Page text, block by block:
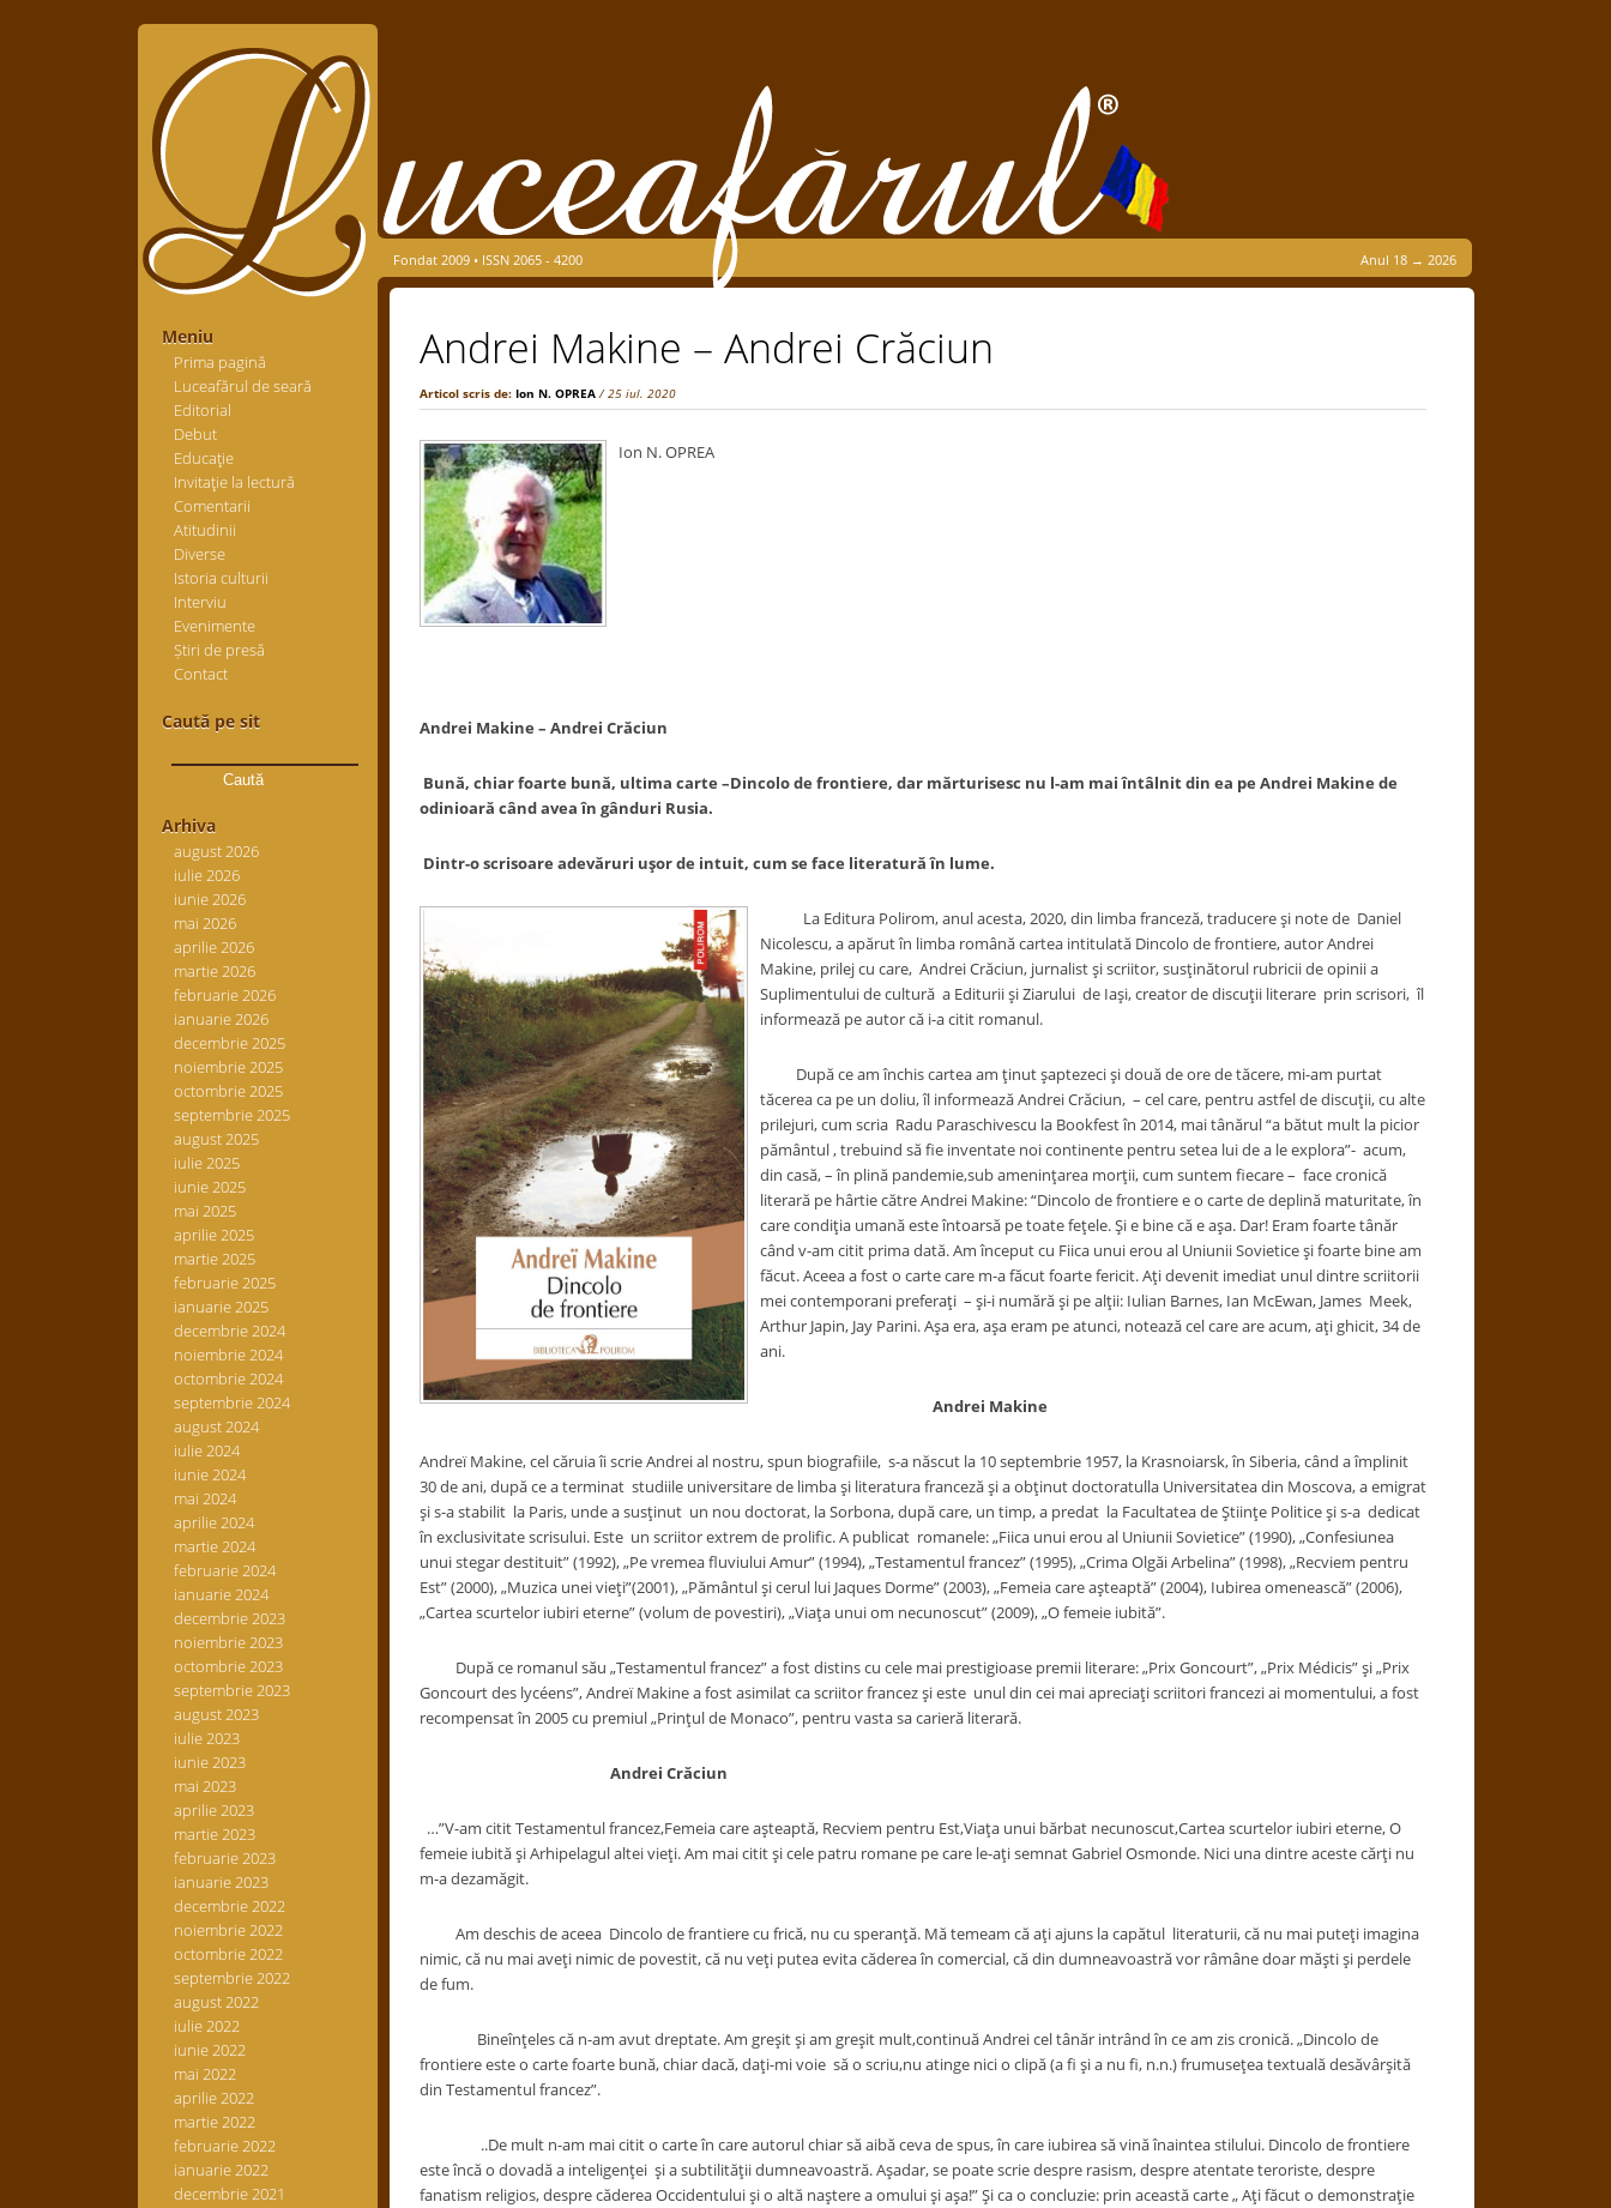
Meniu
Prima pagină
Luceafărul de seară
Editorial
Debut
Educaţie
Invitaţie la lectură
Comentarii
Atitudinii
Diverse
Istoria culturii
Interviu
Evenimente
Știri de presă
Contact
Caută pe sit
după:
Arhiva
august 2026
iulie 2026
iunie 2026
mai 2026
aprilie 2026
martie 2026
februarie 2026
ianuarie 2026
decembrie 2025
noiembrie 2025
octombrie 2025
septembrie 2025
august 2025
iulie 2025
iunie 2025
mai 2025
aprilie 2025
martie 2025
februarie 2025
ianuarie 2025
decembrie 2024
noiembrie 2024
octombrie 2024
septembrie 2024
august 2024
iulie 2024
iunie 2024
mai 2024
aprilie 2024
martie 2024
februarie 2024
ianuarie 2024
decembrie 2023
noiembrie 2023
octombrie 2023
septembrie 2023
august 2023
iulie 2023
iunie 2023
mai 2023
aprilie 2023
martie 2023
februarie 2023
ianuarie 2023
decembrie 2022
noiembrie 2022
octombrie 2022
septembrie 2022
august 2022
iulie 2022
iunie 2022
mai 2022
aprilie 2022
martie 2022
februarie 2022
ianuarie 2022
decembrie 2021
Fondat 2009 • ISSN 2065 - 4200 Anul 18 → 2026
Andrei Makine – Andrei Crăciun
Articol scris de: Ion N. OPREA / 25 iul. 2020
Ion N. OPREA
Andrei Makine – Andrei Crăciun
Bună, chiar foarte bună, ultima carte –Dincolo de frontiere, dar mărturisesc nu l-am mai întâlnit din ea pe Andrei Makine de
odinioară când avea în gânduri Rusia.
Dintr-o scrisoare adevăruri uşor de intuit, cum se face literatură în lume.
La Editura Polirom, anul acesta, 2020, din limba franceză, traducere şi note de Daniel
Nicolescu, a apărut în limba română cartea intitulată Dincolo de frontiere, autor Andrei
Makine, prilej cu care, Andrei Crăciun, jurnalist şi scriitor, susţinătorul rubricii de opinii a
Suplimentului de cultură a Editurii şi Ziarului de Iaşi, creator de discuţii literare prin scrisori, îl
informează pe autor că i-a citit romanul.
După ce am închis cartea am ţinut şaptezeci şi două de ore de tăcere, mi-am purtat
tăcerea ca pe un doliu, îl informează Andrei Crăciun, – cel care, pentru astfel de discuţii, cu alte
prilejuri, cum scria Radu Paraschivescu la Bookfest în 2014, mai tânărul “a bătut mult la picior
pământul , trebuind să fie inventate noi continente pentru setea lui de a le explora”- acum,
din casă, – în plină pandemie,sub ameninţarea morţii, cum suntem fiecare – face cronică
literară pe hârtie către Andrei Makine: “Dincolo de frontiere e o carte de deplină maturitate, în
care condiţia umană este întoarsă pe toate feţele. Şi e bine că e aşa. Dar! Eram foarte tânăr
când v-am citit prima dată. Am început cu Fiica unui erou al Uniunii Sovietice şi foarte bine am
făcut. Aceea a fost o carte care m-a făcut foarte fericit. Aţi devenit imediat unul dintre scriitorii
mei contemporani preferaţi – şi-i numără şi pe alţii: Iulian Barnes, Ian McEwan, James Meek,
Arthur Japin, Jay Parini. Aşa era, aşa eram pe atunci, notează cel care are acum, aţi ghicit, 34 de
ani.
Andrei Makine
Andreï Makine, cel căruia îi scrie Andrei al nostru, spun biografiile, s-a născut la 10 septembrie 1957, la Krasnoiarsk, în Siberia, când a împlinit
30 de ani, după ce a terminat studiile universitare de limba şi literatura franceză şi a obţinut doctoratulla Universitatea din Moscova, a emigrat
şi s-a stabilit la Paris, unde a susţinut un nou doctorat, la Sorbona, după care, un timp, a predat la Facultatea de Ştiinţe Politice şi s-a dedicat
în exclusivitate scrisului. Este un scriitor extrem de prolific. A publicat romanele: „Fiica unui erou al Uniunii Sovietice” (1990), „Confesiunea
unui stegar destituit” (1992), „Pe vremea fluviului Amur” (1994), „Testamentul francez” (1995), „Crima Olgăi Arbelina” (1998), „Recviem pentru
Est” (2000), „Muzica unei vieţi”(2001), „Pământul şi cerul lui Jaques Dorme” (2003), „Femeia care aşteaptă” (2004), Iubirea omenească” (2006),
„Cartea scurtelor iubiri eterne” (volum de povestiri), „Viaţa unui om necunoscut” (2009), „O femeie iubită”.
După ce romanul său „Testamentul francez” a fost distins cu cele mai prestigioase premii literare: „Prix Goncourt”, „Prix Médicis” şi „Prix
Goncourt des lycéens”, Andreï Makine a fost asimilat ca scriitor francez şi este unul din cei mai apreciaţi scriitori francezi ai momentului, a fost
recompensat în 2005 cu premiul „Prinţul de Monaco”, pentru vasta sa carieră literară.
Andrei Crăciun
…”V-am citit Testamentul francez,Femeia care aşteaptă, Recviem pentru Est,Viaţa unui bărbat necunoscut,Cartea scurtelor iubiri eterne, O
femeie iubită şi Arhipelagul altei vieţi. Am mai citit şi cele patru romane pe care le-aţi semnat Gabriel Osmonde. Nici una dintre aceste cărţi nu
m-a dezamăgit.
Am deschis de aceea Dincolo de frantiere cu frică, nu cu speranţă. Mă temeam că aţi ajuns la capătul literaturii, că nu mai puteţi imagina
nimic, că nu mai aveţi nimic de povestit, că nu veţi putea evita căderea în comercial, că din dumneavoastră vor râmâne doar măşti şi perdele
de fum.
Bineînţeles că n-am avut dreptate. Am greşit şi am greşit mult,continuă Andrei cel tânăr intrând în ce am zis cronică. „Dincolo de
frontiere este o carte foarte bună, chiar dacă, daţi-mi voie să o scriu,nu atinge nici o clipă (a fi şi a nu fi, n.n.) frumuseţea textuală desăvârşită
din Testamentul francez”.
..De mult n-am mai citit o carte în care autorul chiar să aibă ceva de spus, în care iubirea să vină înaintea stilului. Dincolo de frontiere
este încă o dovadă a inteligenţei şi a subtilităţii dumneavoastră. Aşadar, se poate scrie despre rasism, despre atentate teroriste, despre
fanatism religios, despre căderea Occidentului şi o altă naştere a omului şi aşa!” Şi ca o concluzie: prin această carte „ Aţi făcut o demonstraţie